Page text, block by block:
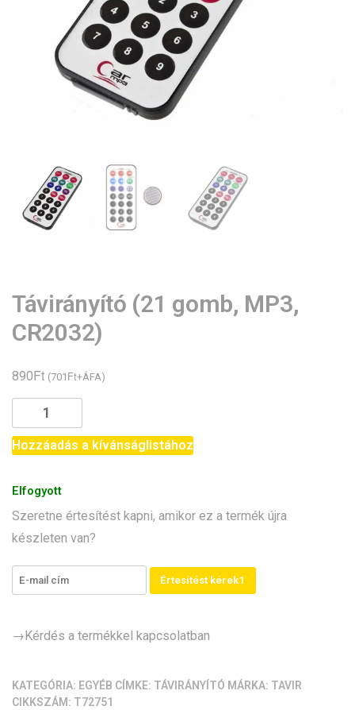
Távirányító (21 gomb, MP3,
CR2032)
890Ft (701 Ft+ÁFA)
Távirányító
(21
gomb,
CR2032)
mennyiség
Hozzáadás a kívánságlistához
Elfogyott
Szeretne értesítést kapni, amikor ez a termék újra
készleten van?
Értesítést kérek1
→Kérdés a termékkel kapcsolatban
KATEGÓRIA: EGYÉB CÍMKE: TÁVIRÁNYÍTÓ MÁRKA: TAVIR
CIKKSZÁM: T72751